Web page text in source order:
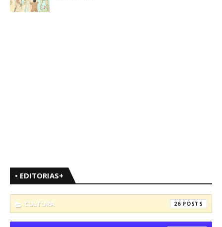
• EDITORIAS+
CULTURA 26